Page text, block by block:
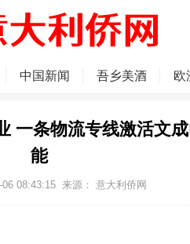
中国新闻 吾乡美酒 欧
一条物流专线激活文
能
08:43:15 来源： 意大利侨网